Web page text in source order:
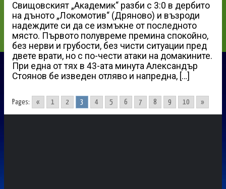
Свищовският „Академик“ разби с 3:0 в дербито
на дъното „Локомотив“ (Дряново) и възроди
надеждите си да се измъкне от последното
място. Първото полувреме премина спокойно,
без нерви и грубости, без чисти ситуации пред
двете врати, но с по-чести атаки на домакините.
При една от тях в 43-ата минута Александър
Стоянов бе изведен отляво и напредна, […]
Pages: « 1 2 3 4 5 6 7 8 9 10 »